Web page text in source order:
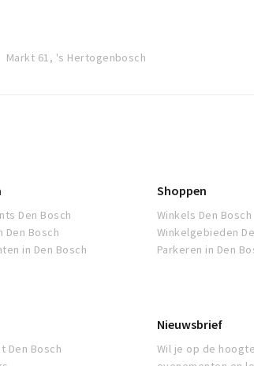
Markt 61, 's Hertogenbosch
Den Bosch
Den Bosch
in Den Bosch
Shoppen
Winkels Den Bosch
Winkelgebieden
Parkeren in Den
Den Bosch
Nieuwsbrief
Wil je op de